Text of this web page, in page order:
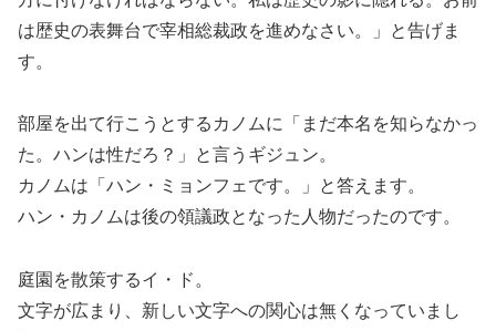
は歴史の表舞台で宰相総裁政を進めなさい。」と告げま
す。
部屋を出て行こうとするカノムに「まだ本名を知らなかっ
た。ハンは性だろ？」と言うギジュン。
カノムは「ハン・ミョンフェです。」と答えます。
ハン・カノムは後の領議政となった人物だったのです。
庭園を散策するイ・ド。
文字が広まり、新しい文字への関心は無くなっていまし